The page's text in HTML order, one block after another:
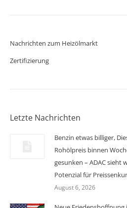
Nachrichten zum Heizölmarkt
Zertifizierung
Letzte Nachrichten
Benzin etwas billiger,
Rohölpreis binnen
gesunken – ADAC sieht
Potenzial für
August 6, 2026